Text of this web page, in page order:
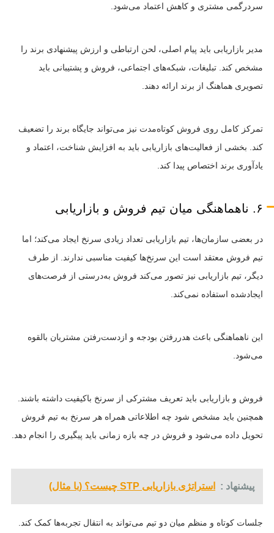
سردرگمی مشتری و کاهش اعتماد می‌شود.
مدیر بازاریابی باید پیام اصلی، لحن ارتباطی و ارزش پیشنهادی برند را
مشخص کند. تبلیغات، شبکه‌های اجتماعی، فروش و پشتیبانی باید
تصویری هماهنگ از برند ارائه دهند.
تمرکز کامل روی فروش کوتاه‌مدت نیز می‌تواند جایگاه برند را تضعیف
کند. بخشی از فعالیت‌های بازاریابی باید به افزایش شناخت، اعتماد و
یادآوری برند اختصاص پیدا کند.
۶. ناهماهنگی میان تیم فروش و بازاریابی
در بعضی سازمان‌ها، تیم بازاریابی تعداد زیادی سرنخ ایجاد می‌کند؛ اما
تیم فروش معتقد است این سرنخ‌ها کیفیت مناسبی ندارند. از طرف
دیگر، تیم بازاریابی نیز تصور می‌کند فروش به‌درستی از فرصت‌های
ایجادشده استفاده نمی‌کند.
این ناهماهنگی باعث هدررفتن بودجه و از‌دست‌رفتن مشتریان بالقوه
می‌شود.
فروش و بازاریابی باید تعریف مشترکی از سرنخ باکیفیت داشته باشند.
همچنین باید مشخص شود چه اطلاعاتی همراه هر سرنخ به تیم فروش
تحویل داده می‌شود و فروش در چه بازه زمانی باید پیگیری را انجام دهد.
پیشنهاد : استراتژی بازاریابی STP چیست؟ (با مثال)
جلسات کوتاه و منظم میان دو تیم می‌تواند به انتقال تجربه‌ها کمک کند.